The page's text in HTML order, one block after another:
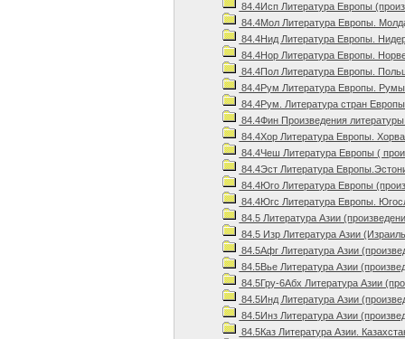
84.4Исп Литература Европы
84.4Мол Литература Европы.
84.4Нид Литература Европы.
84.4Нор Литература Европы.
84.4Пол Литература Европы.
84.4Рум Литература Европы.
84.4Рум. Литература стран
84.4Фин Произведения
84.4Хор Литература Европы.
84.4Чеш Литература Европы (
84.4Эст Литература
84.4Юго Литература Европы
84.4Югс Литература Европы.
84.5 Литература Азии
84.5 Изр Литература Азии
84.5Афг Литература Азии
84.5Вье Литература Азии
84.5Гру-6Абх Литература Азии
84.5Инд Литература Азии
84.5Инз Литература Азии
84.5Каз Литература Азии.